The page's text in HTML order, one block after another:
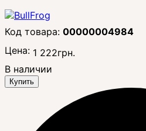
00000004984
Цена: 1 222грн.
В наличии
Купить